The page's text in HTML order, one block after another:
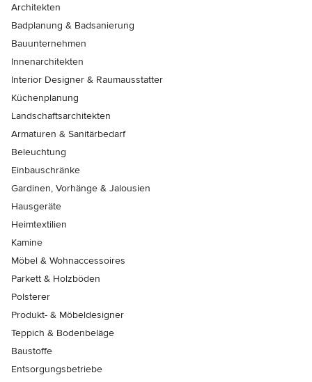
Architekten
Badplanung & Badsanierung
Bauunternehmen
Innenarchitekten
Interior Designer & Raumausstatter
Küchenplanung
Landschaftsarchitekten
Armaturen & Sanitärbedarf
Beleuchtung
Einbauschränke
Gardinen, Vorhänge & Jalousien
Hausgeräte
Heimtextilien
Kamine
Möbel & Wohnaccessoires
Parkett & Holzböden
Polsterer
Produkt- & Möbeldesigner
Teppich & Bodenbeläge
Baustoffe
Entsorgungsbetriebe